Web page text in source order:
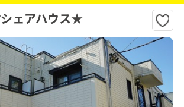
ェアハウス★